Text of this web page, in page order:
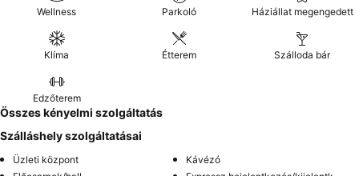
Wellness Parkoló Háziállat megengedett
Klíma Étterem Szálloda bár
Edzőterem
Összes kényelmi szolgáltatás
Szálláshely szolgáltatásai
Üzleti központ
Kávézó